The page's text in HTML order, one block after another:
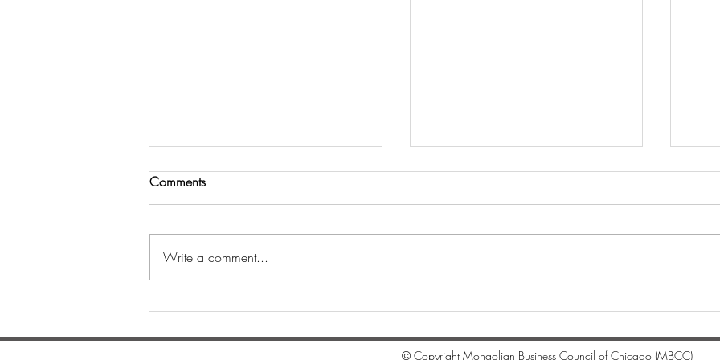
боллоо
Comments
Write a comment...
© Copyright Mongolian Business Council of Chicago (MBCC)